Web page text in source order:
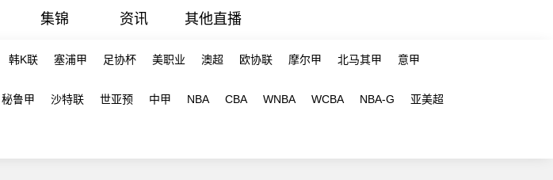
集锦 资讯 其他直播
韩K联 塞浦甲 足协杯 美职业 澳超 欧协联 摩尔甲 北马其甲 意甲
秘鲁甲 沙特联 世亚预 中甲 NBA CBA WNBA WCBA NBA-G 亚美超